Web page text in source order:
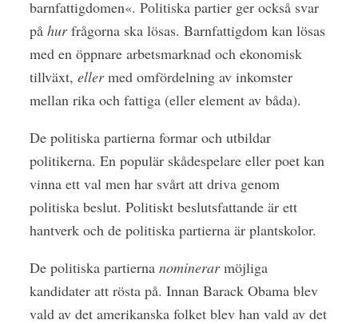
barnfattigdomen«. Politiska partier ger också svar
på hurfrågorna ska lösas. Barnfattigdom kan lösas
med en öppnare arbetsmarknad och ekonomisk
tillväxt, ellermed omfördelning av inkomster
mellan rika och fattiga (eller element av båda).
De politiska partierna formar och utbildar
politikerna. En populär skådespelare eller poet kan
vinna ett val men har svårt att driva genom
politiska beslut. Politiskt beslutsfattande är ett
hantverk och de politiska partierna är plantskolor.
De politiska partierna nominerarmöjliga
kandidater att rösta på. Innan Barack Obama blev
vald av det amerikanska folket blev han vald av det